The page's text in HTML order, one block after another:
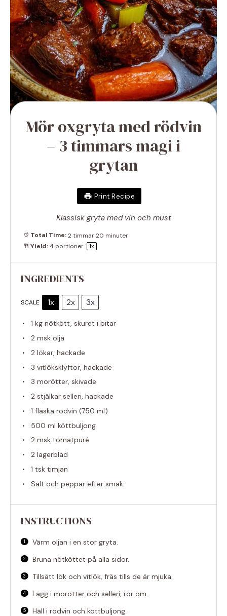
Mör oxgryta med rödvin
– 3 timmars magi i
grytan
Print Recipe
Klassisk gryta med vin och must
Total Time:2 timmar 20 minuter
Yield:4portioner 1x
INGREDIENTS
SCALE 1x 2x 3x
1 kg nötkött, skuret i bitar
2 msk olja
2 lökar, hackade
3 vitlöksklyftor, hackade
3 morötter, skivade
2 stjälkar selleri, hackade
1 flaska rödvin (750 ml)
500 ml köttbuljong
2 msk tomatpuré
2 lagerblad
1 tsk timjan
Salt och peppar efter smak
INSTRUCTIONS
Värm oljan i en stor gryta.
Bruna nötköttet på alla sidor.
Tillsätt lök och vitlök, fräs tills de är mjuka.
Lägg i morötter och selleri, rör om.
Häll i rödvin och köttbuljong.